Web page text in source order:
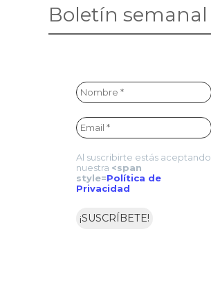
Boletín semanal
Al suscribirte estás aceptando
nuestra <span
style=Política de
Privacidad